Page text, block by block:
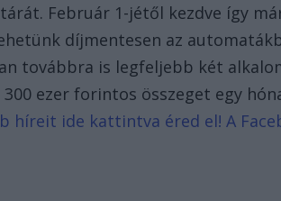
Február 1-jétől kezdve így
díjmentesen az
továbbra is legfeljebb két
ezer forintos összeget egy
híreit ide kattintva éred el! A